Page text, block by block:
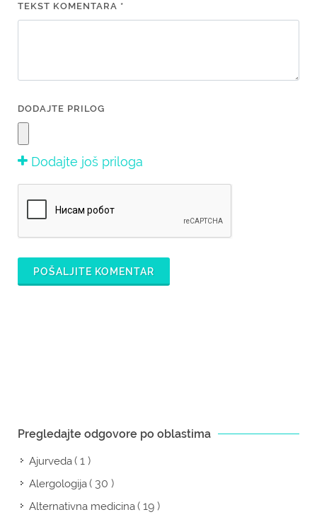
TEKST KOMENTARA *
DODAJTE PRILOG
Dodajte još priloga
POŠALJITE KOMENTAR
Pregledajte odgovore po oblastima
Ajurveda( 1 )
Alergologija( 30 )
Alternativna medicina( 19 )